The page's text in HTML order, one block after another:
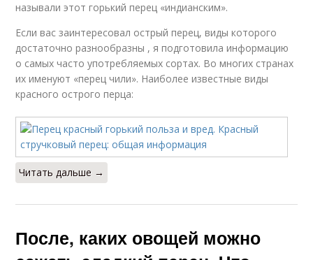
называли этот горький перец «индианским».
Если вас заинтересовал острый перец, виды которого
достаточно разнообразны , я подготовила информацию
о самых часто употребляемых сортах. Во многих странах
их именуют «перец чили». Наиболее известные виды
красного острого перца:
Читать дальше →
После, каких овощей можно